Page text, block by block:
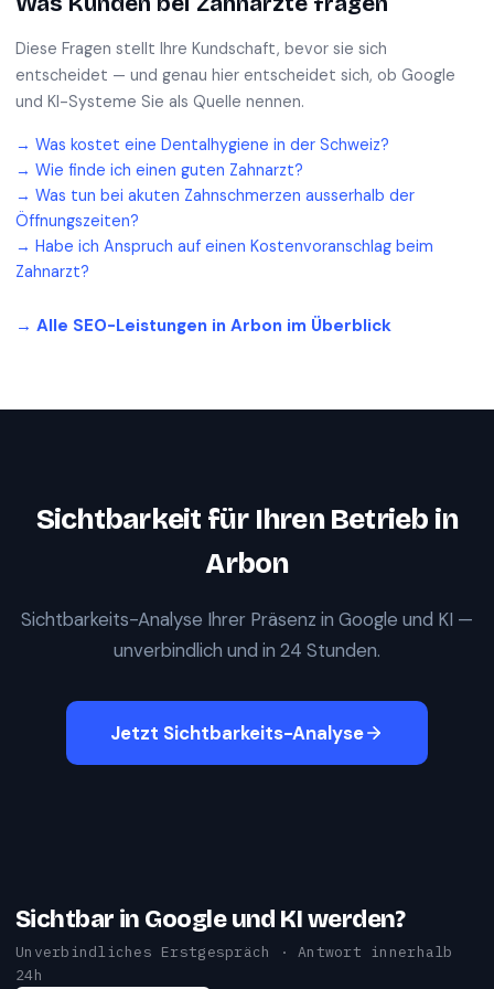
Diese Fragen stellt Ihre Kundschaft, bevor sie sich
entscheidet — und genau hier entscheidet sich, ob Google
und KI-Systeme Sie als Quelle nennen.
→ Was kostet eine Dentalhygiene in der Schweiz?
→ Wie finde ich einen guten Zahnarzt?
→ Was tun bei akuten Zahnschmerzen ausserhalb der
Öffnungszeiten?
→ Habe ich Anspruch auf einen Kostenvoranschlag beim
Zahnarzt?
→ Alle SEO-Leistungen in Arbon im Überblick
Sichtbarkeit für Ihren Betrieb in
Arbon
Sichtbarkeits-Analyse Ihrer Präsenz in Google und KI —
unverbindlich und in 24 Stunden.
Jetzt Sichtbarkeits-Analyse
Sichtbar in Google und KI werden?
Unverbindliches Erstgespräch · Antwort innerhalb
24h